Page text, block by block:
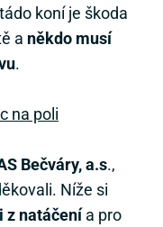
koní je škoda
a někdo musí
.
Bečváry, a.s.,
Níže si
z natáčenía pro